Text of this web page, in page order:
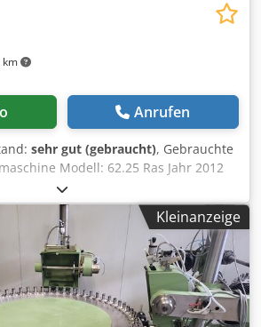
km
Anrufen
sehr gut (gebraucht), Gebrauchte
Modell: 62.25 Ras Jahr 2012
Kapazität: 2540mm x 2.5mm
(Jahr 2012) Komplett mit
6000 Touch Screen Steuerung
ersetzt) 3,2 Meter J-Form
Steuerung Cjdpfx Agen
SOLUTIONS Leichte
Komplett mit segmentierten und
Kleinanzeige